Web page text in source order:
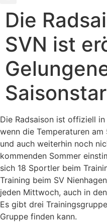
Die
SVN ist
Die Radsaison ist offiziell
wenn die Temperaturen am
und auch weiterhin noch
kommenden Sommer
sich 18 Sportler beim
Training beim SV
jeden Mittwoch, auch in
Es gibt drei
Gruppe finden kann.